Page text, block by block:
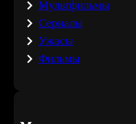
Мультфильмы
Сериалы
Ужасы
Фильмы